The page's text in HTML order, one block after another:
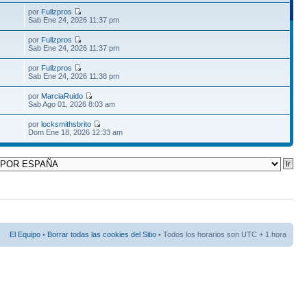
por Fullzpros
Sab Ene 24, 2026 11:37 pm
por Fullzpros
Sab Ene 24, 2026 11:37 pm
por Fullzpros
Sab Ene 24, 2026 11:38 pm
por MarciaRuido
Sab Ago 01, 2026 8:03 am
porlocksmithsbrito
Dom Ene 18, 2026 12:33 am
El Equipo • Borrar todas las cookies del Sitio • Todos los horarios son UTC + 1 hora